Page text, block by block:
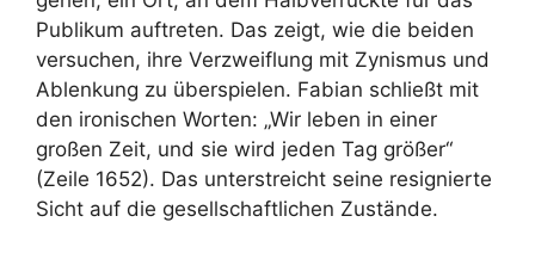
Publikum auftreten. Das zeigt, wie die beiden
versuchen, ihre Verzweiflung mit Zynismus und
Ablenkung zu überspielen. Fabian schließt mit
den ironischen Worten: „Wir leben in einer
großen Zeit, und sie wird jeden Tag größer“
(Zeile 1652). Das unterstreicht seine resignierte
Sicht auf die gesellschaftlichen Zustände.